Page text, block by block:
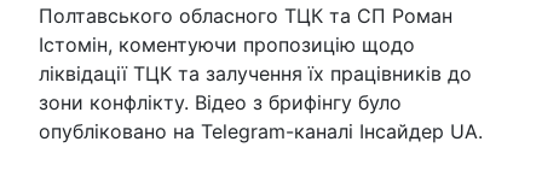
Полтавського обласного ТЦК та СП Роман
Істомін, коментуючи пропозицію щодо
ліквідації ТЦК та залучення їх працівників до
зони конфлікту. Відео з брифінгу було
опубліковано на Telegram-каналі Інсайдер UA.